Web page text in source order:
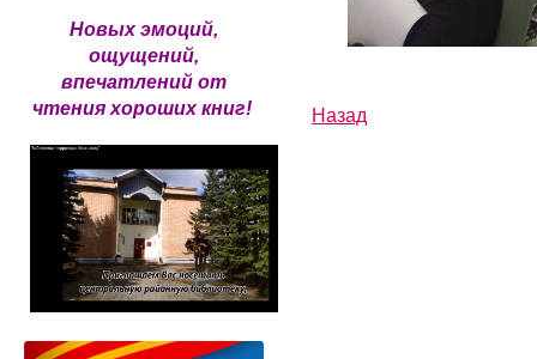
Назад
Новых эмоций,
ощущений,
впечатлений от
чтения хороших книг!